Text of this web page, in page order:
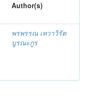
Author(s)
พรพรรณ เทวาวิรัต
บูรณะกูร